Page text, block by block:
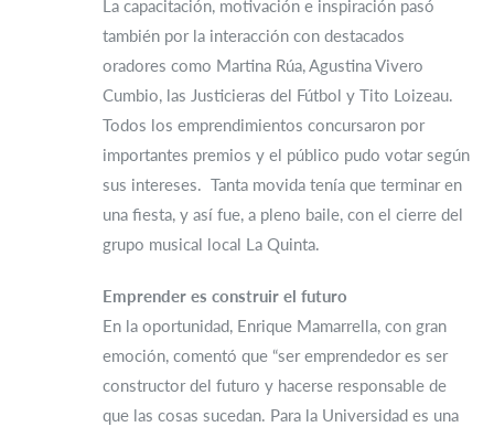
La capacitación, motivación e inspiración pasó
también por la interacción con destacados
oradores como Martina Rúa, Agustina Vivero
Cumbio, las Justicieras del Fútbol y Tito Loizeau.
Todos los emprendimientos concursaron por
importantes premios y el público pudo votar según
sus intereses. Tanta movida tenía que terminar en
una fiesta, y así fue, a pleno baile, con el cierre del
grupo musical local La Quinta.
Emprender es construir el futuro
En la oportunidad, Enrique Mamarrella, con gran
emoción, comentó que “ser emprendedor es ser
constructor del futuro y hacerse responsable de
que las cosas sucedan. Para la Universidad es una